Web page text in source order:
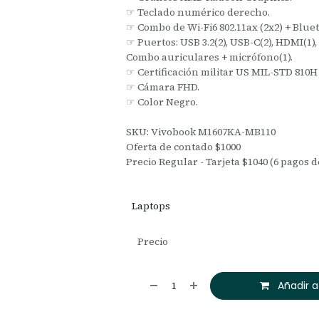
☞ Teclado numérico derecho.
☞ Combo de Wi-Fi6 802.11ax (2x2) +
☞ Puertos: USB 3.2(2), USB-C(2), HDMI(1),
Combo auriculares + micrófono(1).
☞ Certificación militar US MIL-STD 810H
☞ Cámara FHD.
☞ Color Negro.
SKU: Vivobook M1607KA-MB110
Oferta de contado $1000
Precio Regular - Tarjeta $1040 (6 pagos
Laptops
Añadir
Precio